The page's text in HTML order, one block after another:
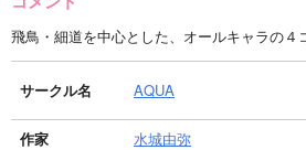
飛鳥・細道を中心とした、オールキャラの４
サークル名 AQUA
作家
水城由弥